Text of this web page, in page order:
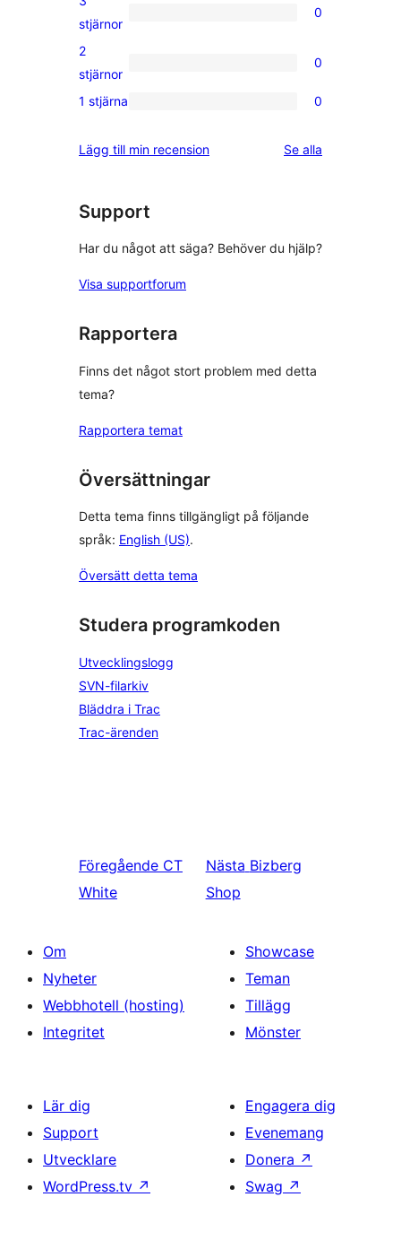
stjärniga
0
3-
stjärniga
stjärnor
0
0
2-
recensioner
2
stjärnor
0
0
stjärniga
1 stjärna 0
Lägg till min recension Se alla
Support
Har du något att säga? Behöver du hjälp?
Visa supportforum
Rapportera
Finns det något stort problem med detta
tema?
Rapportera temat
Översättningar
Detta tema finns tillgängligt på följande
språk: English (US).
Översätt detta tema
Studera programkoden
Utvecklingslogg
SVN-filarkiv
Bläddra i Trac
Trac-ärenden
Föregående CT
White
Nästa Bizberg
Shop
Om
Nyheter
Webbhotell (hosting)
Integritet
Showcase
Teman
Tillägg
Mönster
Lär dig
Support
Utvecklare
WordPress.tv ↗
Engagera dig
Evenemang
Donera ↗
Swag ↗